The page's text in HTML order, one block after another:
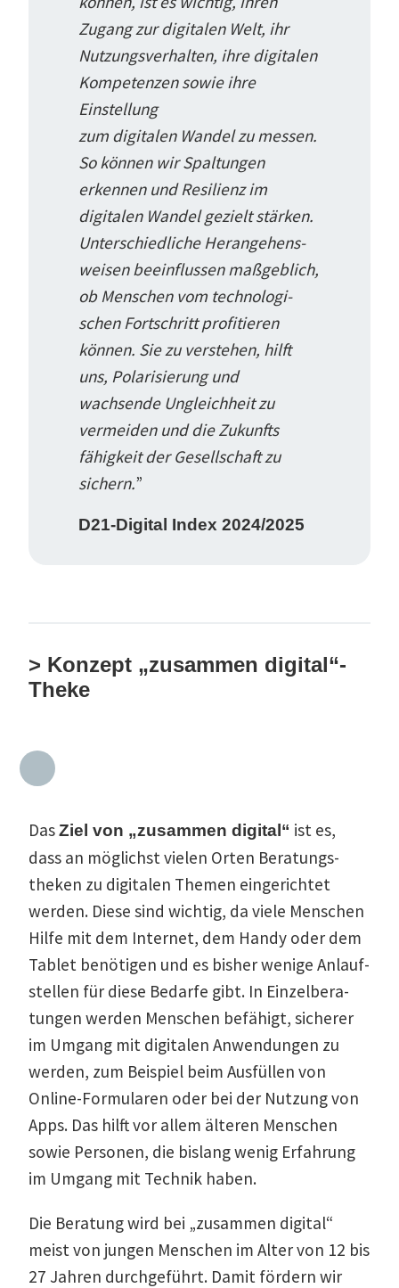
Zugang zur digitalen Welt, ihr
Nutzungs­ver­halten, ihre digitalen
Kompe­tenzen sowie ihre
Einstellung
zum digitalen Wandel zu messen.
So können wir Spaltungen
erkennen und Resilienz im
digitalen Wandel gezielt stärken.
Unter­schied­liche Heran­ge­hens­
weisen beein­flussen maßgeblich,
ob Menschen vom techno­lo­gi­
schen Fortschritt profi­tieren
können. Sie zu verstehen, hilft
uns, Polari­sierung und
wachsende Ungleichheit zu
vermeiden und die Zukunfts
fähigkeit der Gesell­schaft zu
sichern.”
D21-Digital Index 2024/2025
> Konzept „zusammen digital“-
Theke
DasZiel von „zusammen digital“ ist es,
dass an möglichst vielen Orten Beratungs­
theken zu digitalen Themen einge­richtet
werden. Diese sind wichtig, da viele Menschen
Hilfe mit dem Internet, dem Handy oder dem
Tablet benötigen und es bisher wenige Anlauf­
stellen für diese Bedarfe gibt. In Einzel­be­ra­
tungen werden Menschen befähigt, sicherer
im Umgang mit digitalen Anwen­dungen zu
werden, zum Beispiel beim Ausfüllen von
Online-Formu­laren oder bei der Nutzung von
Apps. Das hilft vor allem älteren Menschen
sowie Personen, die bislang wenig Erfahrung
im Umgang mit Technik haben.
Die Beratung wird bei „zusammen digital“
meist von jungen Menschen im Alter von 12 bis
27 Jahren durch­ge­führt. Damit fördern wir